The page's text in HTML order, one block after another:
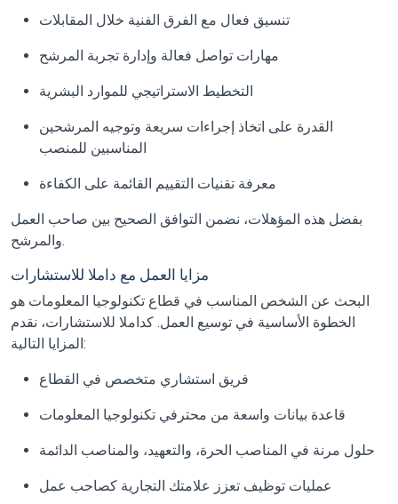
تنسيق فعال مع الفرق الفنية خلال المقابلات
مهارات تواصل فعالة وإدارة تجربة المرشح
التخطيط الاستراتيجي للموارد البشرية
القدرة على اتخاذ إجراءات سريعة وتوجيه المرشحين
المناسبين للمنصب
معرفة تقنيات التقييم القائمة على الكفاءة
بفضل هذه المؤهلات، نضمن التوافق الصحيح بين صاحب العمل
والمرشح.
مزايا العمل مع داملا للاستشارات
البحث عن الشخص المناسب في قطاع تكنولوجيا المعلومات هو
الخطوة الأساسية في توسيع العمل. كداملا للاستشارات، نقدم
المزايا التالية:
فريق استشاري متخصص في القطاع
قاعدة بيانات واسعة من محترفي تكنولوجيا المعلومات
حلول مرنة في المناصب الحرة، والتعهيد، والمناصب الدائمة
عمليات توظيف تعزز علامتك التجارية كصاحب عمل